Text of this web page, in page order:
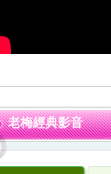
老梅經典影音